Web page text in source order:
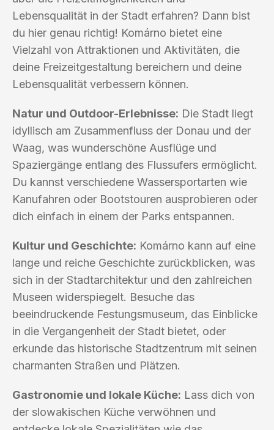
Lebensqualität in der Stadt erfahren? Dann bist
du hier genau richtig! Komárno bietet eine
Vielzahl von Attraktionen und Aktivitäten, die
deine Freizeitgestaltung bereichern und deine
Lebensqualität verbessern können.
Natur und Outdoor-Erlebnisse: Die Stadt liegt
idyllisch am Zusammenfluss der Donau und der
Waag, was wunderschöne Ausflüge und
Spaziergänge entlang des Flussufers ermöglicht.
Du kannst verschiedene Wassersportarten wie
Kanufahren oder Bootstouren ausprobieren oder
dich einfach in einem der Parks entspannen.
Kultur und Geschichte: Komárno kann auf eine
lange und reiche Geschichte zurückblicken, was
sich in der Stadtarchitektur und den zahlreichen
Museen widerspiegelt. Besuche das
beeindruckende Festungsmuseum, das Einblicke
in die Vergangenheit der Stadt bietet, oder
erkunde das historische Stadtzentrum mit seinen
charmanten Straßen und Plätzen.
Gastronomie und lokale Küche: Lass dich von
der slowakischen Küche verwöhnen und